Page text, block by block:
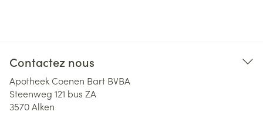
Contactez nous
Apotheek Coenen Bart BVBA
Steenweg 121 bus ZA
3570Alken